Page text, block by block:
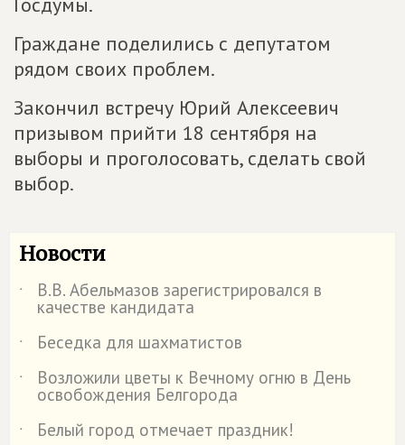
Граждане поделились с депутатом
рядом своих проблем.
Закончил встречу Юрий Алексеевич
призывом прийти 18 сентября на
выборы и проголосовать, сделать свой
выбор.
Новости
˙ В.В. Абельмазов зарегистрировался в
качестве кандидата
˙
Беседка для шахматистов
˙
Возложили цветы к Вечному огню в День
освобождения Белгорода
˙
Белый город отмечает праздник!